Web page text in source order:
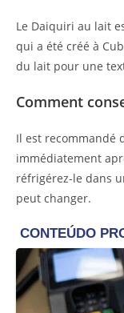
Le Daiquiri au lait
qui a été créé à
du lait pour une
Comment
Il est recommandé
immédiatement
réfrigérez-le dans
peut changer.